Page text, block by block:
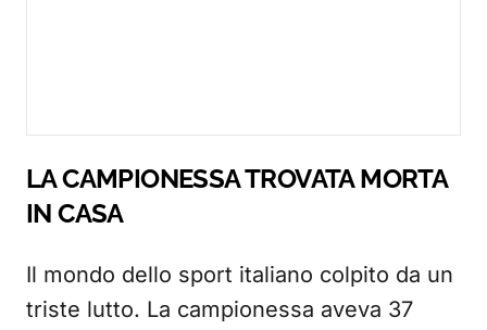
LA CAMPIONESSA TROVATA MORTA
IN CASA
Il mondo dello sport italiano colpito da un
triste lutto. La campionessa aveva 37